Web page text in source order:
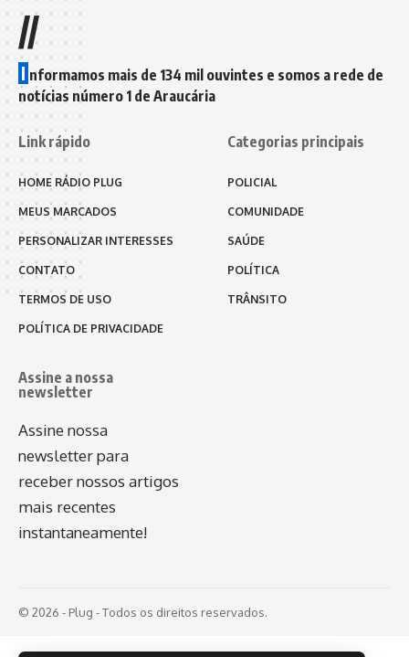
//
I nformamos mais de 134 mil ouvintes e somos a rede de
notícias número 1 de Araucária
Link rápido
HOME RÁDIO PLUG
MEUS MARCADOS
PERSONALIZAR INTERESSES
CONTATO
TERMOS DE USO
POLÍTICA DE PRIVACIDADE
Categorias principais
POLICIAL
COMUNIDADE
SAÚDE
POLÍTICA
TRÂNSITO
Assine a nossa
newsletter
Assine nossa
newsletter para
receber nossos artigos
mais recentes
instantaneamente!
© 2026 - Plug - Todos os direitos reservados.